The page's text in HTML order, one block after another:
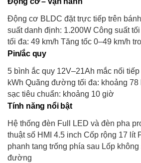
Động cơ BLDC đặt trực tiếp trên
suất danh định: 1.200W Công suất
tối đa: 49 km/h Tăng tốc 0–49 km/h
Pin/ắc quy
5 bình ắc quy 12V–21Ah mắc nối
kWh Quãng đường tối đa: khoảng
sạc tiêu chuẩn: khoảng 10 giờ
Tính năng nổi bật
Hệ thống đèn Full LED và đèn pha
thuật số HMI 4.5 inch Cốp rộng 17 lít
phanh tang trống phía sau Lốp
đường